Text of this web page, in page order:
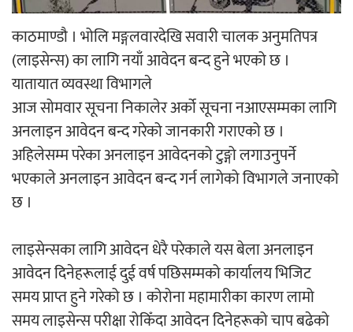
हलमा छैन ‘गौँथली’को टिकट
‘आइतबारको अफिस’ को परिचर्चा सम्पन्न
अर्जुन चन्द्रको ‘संवेदनाका प्रतिध्वनि’
काठमाण्डौ । भोलि मङ्गलवारदेखि सवारी चालक अनुमतिपत्र
(लाइसेन्स) का लागि नयाँ आवेदन बन्द हुने भएको छ ।
यातायात व्यवस्था विभागले
आज सोमवार सूचना निकालेर अर्को सूचना नआएसम्मका लागि
अनलाइन आवेदन बन्द गरेको जानकारी गराएको छ ।
अहिलेसम्म परेका अनलाइन आवेदनको टुङ्गो लगाउनुपर्ने
भएकाले अनलाइन आवेदन बन्द गर्न लागेको विभागले जनाएको
छ ।
लाइसेन्सका लागि आवेदन धेरै परेकाले यस बेला अनलाइन
आवेदन दिनेहरूलाई दुई वर्ष पछिसम्मको कार्यालय भिजिट
समय प्राप्त हुने गरेको छ । कोरोना महामारीका कारण लामो
समय लाइसेन्स परीक्षा रोकिँदा आवेदन दिनेहरूको चाप बढेको